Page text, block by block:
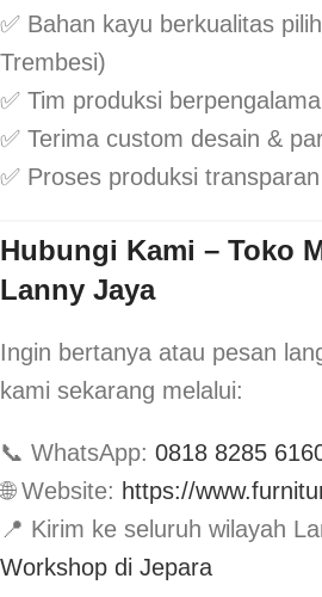
✅ Bahan kayu berkualitas
Trembesi)
✅ Tim produksi
✅ Terima custom desain &
✅ Proses produksi
Hubungi Kami – Toko
Lanny Jaya
Ingin bertanya atau pesan
kami sekarang melalui:
📞 WhatsApp: 0818 8285
🌐 Website: https://
📍 Kirim ke seluruh wilayah
Workshop di Jepara